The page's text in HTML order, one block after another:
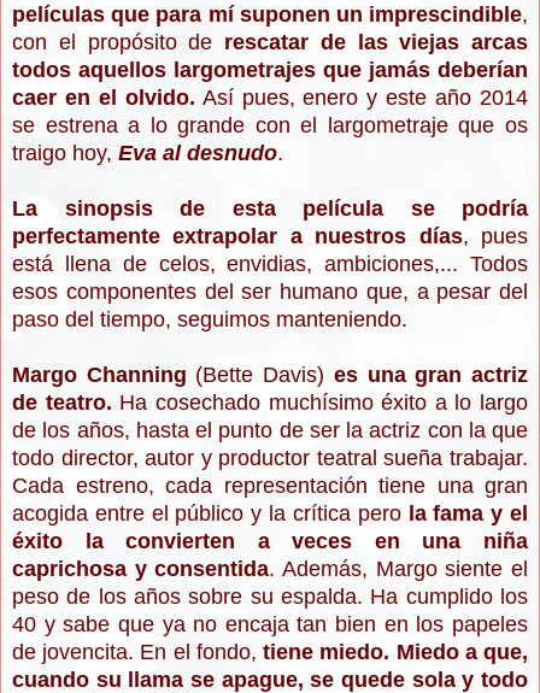
películas que para mí suponen un imprescindible,
con el propósito de rescatar de las viejas arcas
todos aquellos largometrajes que jamás deberían
caer en el olvido. Así pues, enero y este año 2014
se estrena a lo grande con el largometraje que os
traigo hoy, Eva al desnudo.
La sinopsis de esta película se podría
perfectamente extrapolar a nuestros días, pues
está llena de celos, envidias, ambiciones,... Todos
esos componentes del ser humano que, a pesar del
paso del tiempo, seguimos manteniendo.
Margo Channing (Bette Davis) es una gran actriz
de teatro. Ha cosechado muchísimo éxito a lo largo
de los años, hasta el punto de ser la actriz con la que
todo director, autor y productor teatral sueña trabajar.
Cada estreno, cada representación tiene una gran
acogida entre el público y la crítica pero la fama y el
éxito la convierten a veces en una niña
caprichosa y consentida. Además, Margo siente el
peso de los años sobre su espalda. Ha cumplido los
40 y sabe que ya no encaja tan bien en los papeles
de jovencita. En el fondo,tiene miedo. Miedo a que,
cuando su llama se apague, se quede sola y todo